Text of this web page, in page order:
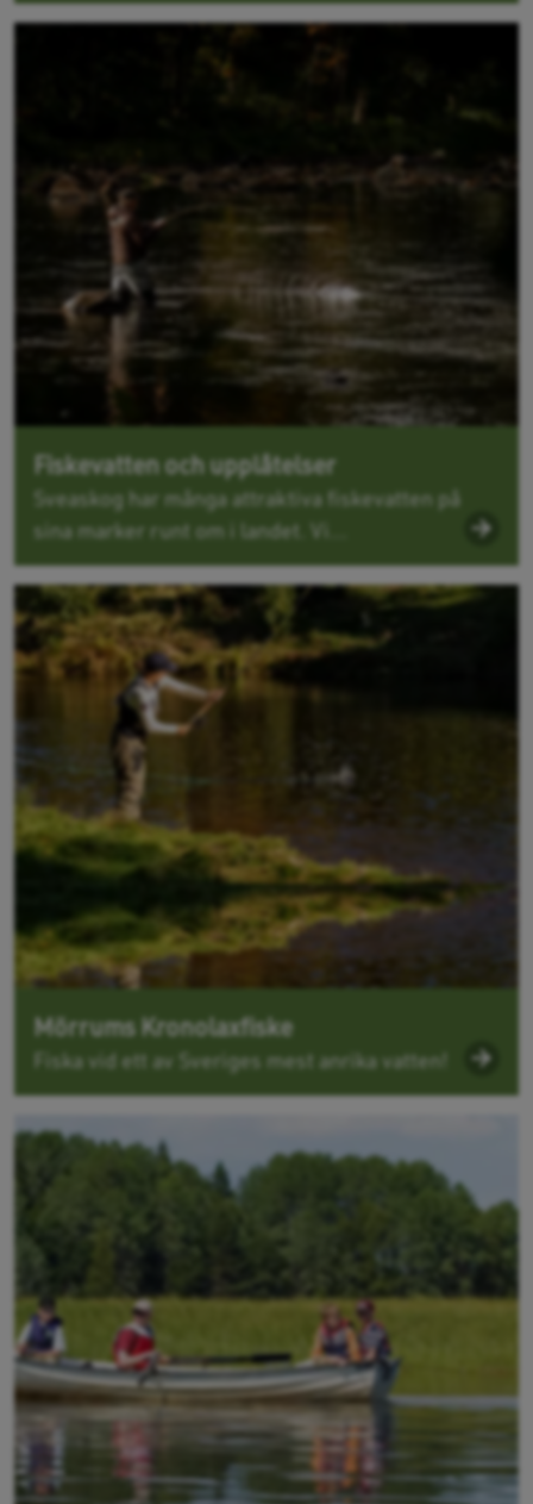
Fiskevatten och upplåtelser
Sveaskog har många attraktiva fiskevatten på
sina marker runt om i landet. Vi...
Mörrums Kronolaxfiske
Fiska vid ett av Sveriges mest anrika vatten!